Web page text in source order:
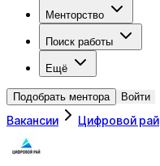
Менторство
Поиск работы
Ещё
Подобрать ментора Войти
Вакансии Цифровой рай